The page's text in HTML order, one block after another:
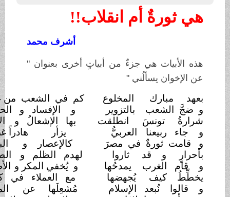
هي ثورةٌ أم انقلاب!!
أشرف محمد
هذه الأبيات هي جزءٌ من أبياتٍ أخرى بعنوان "
عن الإخوان يسألُني "
بعهد مبارك المخلوع
و ضجَّ الشعب بالتزوير
شرارةُ تونسَ انطلقت
و جاء ربيعناالعربيُّ
و قامت ثورةٌ في مصرَ
بأحرارٍ و قد
ثاروا
و قام الغرب يمدحُها
يخطِّطُ كيف يُجهضها
و قالوا نُبعد الإسلام
كم في الشعب من غلَيَان
و الإفساد و الحرمان
بها الإشعالُ و
الإيذان
يزأر هادراً غضبان
كالإعصار و
البركان
لهدم الظلم و
الطغيان
و يُخفي المكر والأضغان
مع العملاء في كتمان
مُشعِلَها عنالميدان